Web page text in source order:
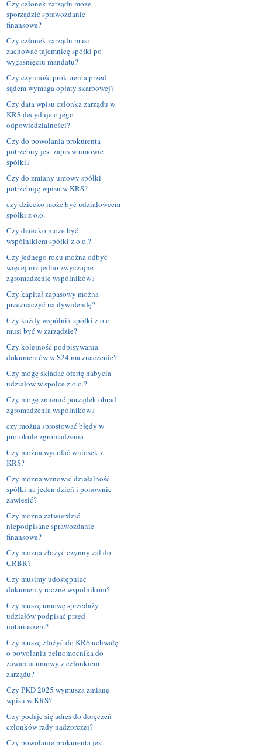
Czy członek zarządu może
sporządzić sprawozdanie
finansowe?
Czy członek zarządu musi
zachować tajemnicę spółki po
wygaśnięciu mandatu?
Czy czynność prokurenta przed
sądem wymaga opłaty skarbowej?
Czy data wpisu członka zarządu w
KRS decyduje o jego
odpowiedzialności?
Czy do powołania prokurenta
potrzebny jest zapis w umowie
spółki?
Czy do zmiany umowy spółki
potrzebuję wpisu w KRS?
czy dziecko może być udziałowcem
spółki z o.o.
Czy dziecko może być
wspólnikiem spółki z o.o.?
Czy jednego roku można odbyć
więcej niż jedno zwyczajne
zgromadzenie wspólników?
Czy kapitał zapasowy można
przeznaczyć na dywidendę?
Czy każdy wspólnik spółki z o.o.
musi być w zarządzie?
Czy kolejność podpisywania
dokumentów w S24 ma znaczenie?
Czy mogę składać ofertę nabycia
udziałów w spółce z o.o.?
Czy mogę zmienić porządek obrad
zgromadzenia wspólników?
czy można sprostować błędy w
protokole zgromadzenia
Czy można wycofać wniosek z
KRS?
Czy można wznowić działalność
spółki na jeden dzień i ponownie
zawiesić?
Czy można zatwierdzić
niepodpisane sprawozdanie
finansowe?
Czy można złożyć czynny żal do
CRBR?
Czy musimy udostępniać
dokumenty roczne wspólnikom?
Czy muszę umowę sprzedaży
udziałów podpisać przed
notariuszem?
Czy muszę złożyć do KRS uchwałę
o powołaniu pełnomocnika do
zawarcia umowy z członkiem
zarządu?
Czy PKD 2025 wymusza zmianę
wpisu w KRS?
Czy podaje się adres do doręczeń
członków rady nadzorczej?
Czy powołanie prokurenta jest